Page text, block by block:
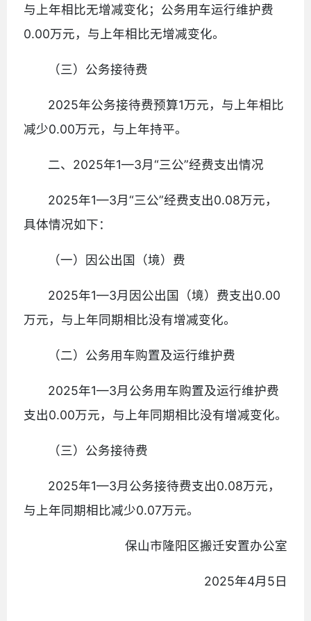
与上年相比无增减变化；公务用车运行维护费
0.00万元，与上年相比无增减变化。
（三）公务接待费
2025年公务接待费预算1万元，与上年相比
减少0.00万元，与上年持平。
二、2025年1—3月“三公”经费支出情况
2025年1—3月“三公”经费支出0.08万元，
具体情况如下：
（一）因公出国（境）费
2025年1—3月因公出国（境）费支出0.00
万元，与上年同期相比没有增减变化。
（二）公务用车购置及运行维护费
2025年1—3月公务用车购置及运行维护费
支出0.00万元，与上年同期相比没有增减变化。
（三）公务接待费
2025年1—3月公务接待费支出0.08万元，
与上年同期相比减少0.07万元。
保山市隆阳区搬迁安置办公室
2025年4月5日